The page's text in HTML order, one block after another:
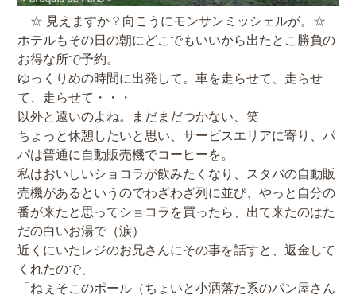
☆ 見えますか？向こうにモンサンミッシェルが。☆
ホテルもその日の朝にどこでもいいから出たとこ勝負の
お得な所で予約。
ゆっくりめの時間に出発して。車を走らせて、走らせ
て、走らせて・・・
以外と遠いのよね。まだまだつかない、笑
ちょっと休憩したいと思い、サービスエリアに寄り、パ
パは普通に自動販売機でコーヒーを。
私はおいしいショコラが飲みたくなり、スタバの自動販
売機があるというのでわざわざ列に並び、やっと自分の
番が来たと思ってショコラを買ったら、出て来たのはた
だの白いお湯で（涙）
近くにいたレジのお兄さんにその事を話すと、返金して
くれたので、
「ねぇそこのポール（ちょいと小洒落た系のパン屋さん